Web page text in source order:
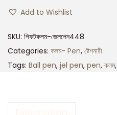
Add to Wishlist
SKU: গিফটকলম-জেলপেন448
Categories: কলম- Pen, ষ্টেশনারী
Tags: Ball pen, jel pen, pen, কলম,